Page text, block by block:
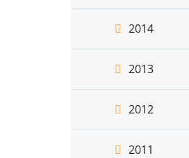
2014
2013
2012
2011